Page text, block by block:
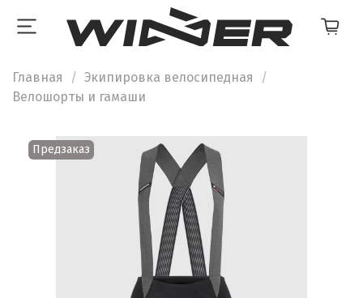
Главная
Экипировка велосипедная
Велошорты и гамаши
Предзаказ